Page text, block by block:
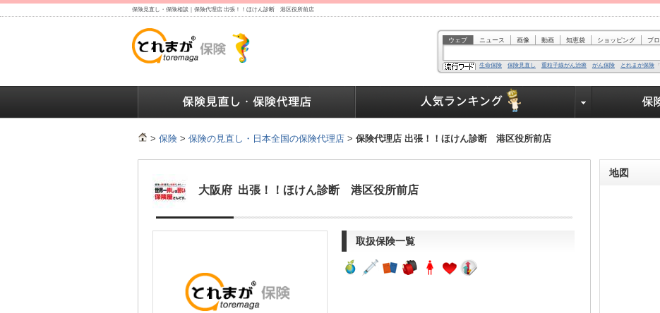
保険見直し・保険相談｜保険代理店 出張！！ほけん診断 港区役所前店
ウェブ ニュース 画像 動画 知恵袋 ショッピング ブ
生命保険 保険見直し 重粒子線がん治療 がん保険 とれまが保険
> 保険 > 保険の見直し・日本全国の保険代理店 > 保険代理店 出張！！ほけん診断 港区役所前店
大阪府 出張！！ほけん診断 港区役所前店
取扱保険一覧
地図